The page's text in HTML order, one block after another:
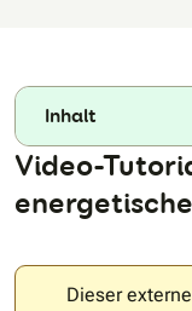
Inhalt
Video-
Dieser